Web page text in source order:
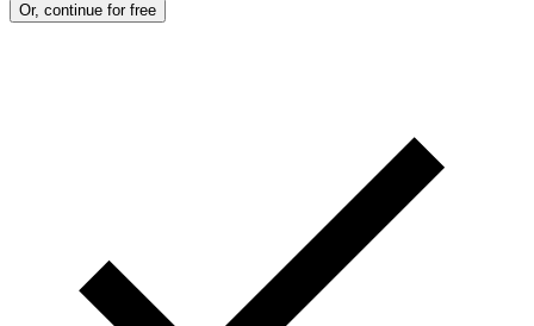
Or, continue for free